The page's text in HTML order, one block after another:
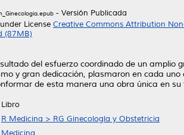
- Versión Publicada
License Creative Commons Attribution
(87MB)
del esfuerzo coordinado de un
y gran dedicación, plasmaron en cada
de esta manera una obra única en su
Libro
R Medicina > RG Ginecología y Obstetricia
Medicina